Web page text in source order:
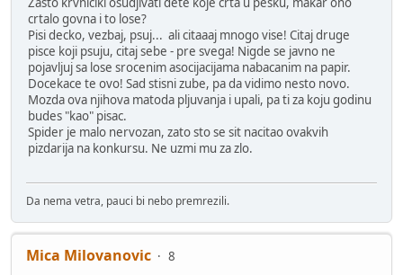
crtalo govna i to lose?
Pisi decko, vezbaj, psuj... ali citaaaj mnogo vise! Citaj druge
pisce koji psuju, citaj sebe - pre svega! Nigde se javno ne
pojavljuj sa lose srocenim asocijacijama nabacanim na papir.
Docekace te ovo! Sad stisni zube, pa da vidimo nesto novo.
Mozda ova njihova matoda pljuvanja i upali, pa ti za koju godinu
budes "kao" pisac.
Spider je malo nervozan, zato sto se sit nacitao ovakvih
pizdarija na konkursu. Ne uzmi mu za zlo.
Da nema vetra, pauci bi nebo premrezili.
Mica Milovanovic
8